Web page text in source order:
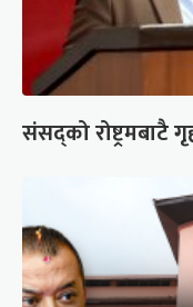
संसद्को रोष्ट्रमबाटै